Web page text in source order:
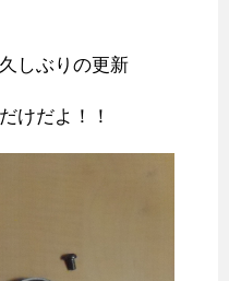
しぶりの更新
けだよ！！